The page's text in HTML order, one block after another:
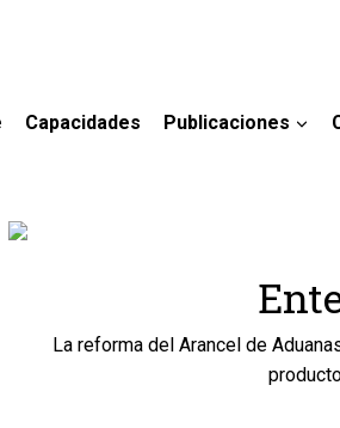
Capacidades Publicaciones
La reforma del Arancel de